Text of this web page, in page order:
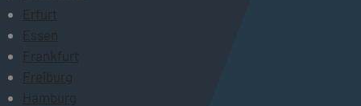
Erfurt
Essen
Frankfurt
Freiburg
Hamburg